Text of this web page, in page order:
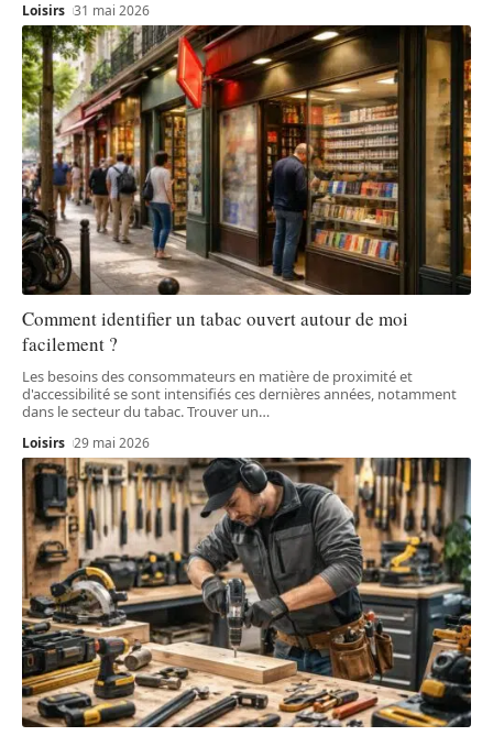
Loisirs 31 mai 2026
Comment identifier un tabac ouvert autour de moi
facilement ?
Les besoins des consommateurs en matière de proximité et
d'accessibilité se sont intensifiés ces dernières années, notamment
dans le secteur du tabac. Trouver un…
Loisirs 29 mai 2026